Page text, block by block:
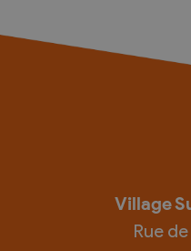
Village
Rue